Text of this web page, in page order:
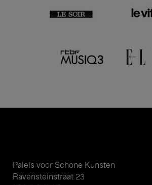
Paleis voor Schone Kunsten
Ravensteinstraat 23